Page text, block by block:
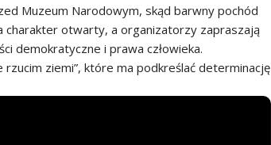
Muzeum Narodowym, skąd barwny pochód
charakter otwarty, a organizatorzy zapraszają
demokratyczne i prawa człowieka.
ziemi”, które ma podkreślać determinację